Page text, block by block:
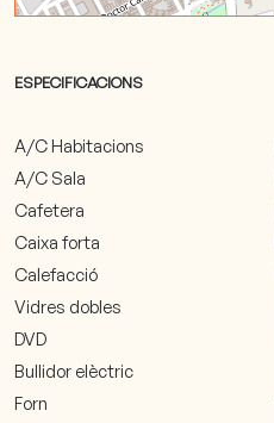
ESPECIFICACIONS
A/C Habitacions
A/C Sala
Cafetera
Caixa forta
Calefacció
Vidres dobles
DVD
Bullidor elèctric
Forn